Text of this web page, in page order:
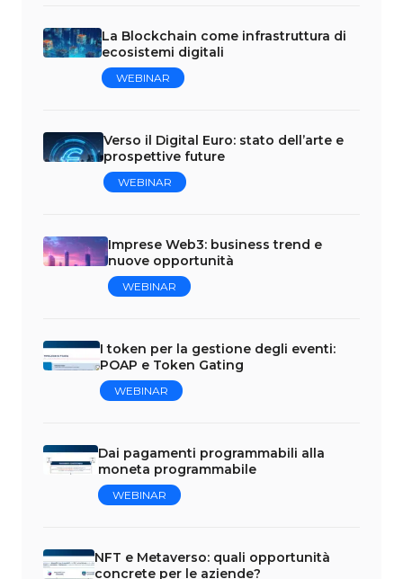
La Blockchain come infrastruttura di
ecosistemi digitali
WEBINAR
Verso il Digital Euro: stato dell’arte e
prospettive future
WEBINAR
Imprese Web3: business trend e
nuove opportunità
WEBINAR
I token per la gestione degli eventi:
POAP e Token Gating
WEBINAR
Dai pagamenti programmabili alla
moneta programmabile
WEBINAR
NFT e Metaverso: quali opportunità
concrete per le aziende?